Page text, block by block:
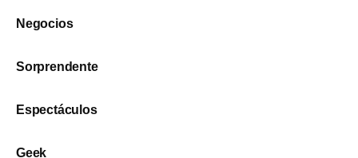
Negocios
Sorprendente
Espectáculos
Geek